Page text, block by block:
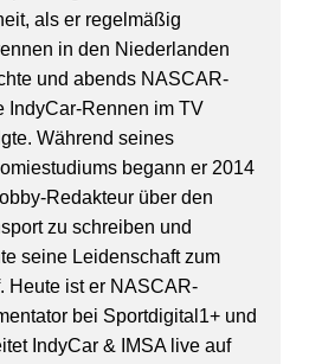
als er regelmäßig
in den Niederlanden
und abends NASCAR-
IndyCar-Rennen im TV
Während seines
begann er 2014
Redakteur über den
zu schreiben und
seine Leidenschaft zum
Heute ist er NASCAR-
bei Sportdigital1+ und
IndyCar & IMSA live auf